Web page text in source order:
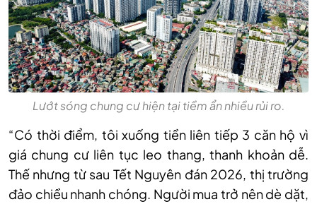
Lướt sóng chung cư hiện tại tiềm ẩn nhiều rủi ro.
“Có thời điểm, tôi xuống tiền liên tiếp 3 căn hộ vì
giá chung cư liên tục leo thang, thanh khoản dễ.
Thế nhưng từ sau Tết Nguyên đán 2026, thị trường
đảo chiều nhanh chóng. Người mua trở nên dè dặt,